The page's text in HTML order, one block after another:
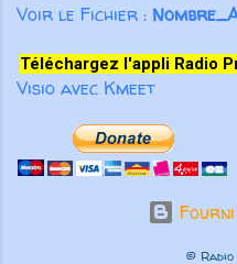
prononcer
spirituelle
“font du
Voir le Fichier :
Téléchargez l'appli Radio
Visio avec Kmeet
©